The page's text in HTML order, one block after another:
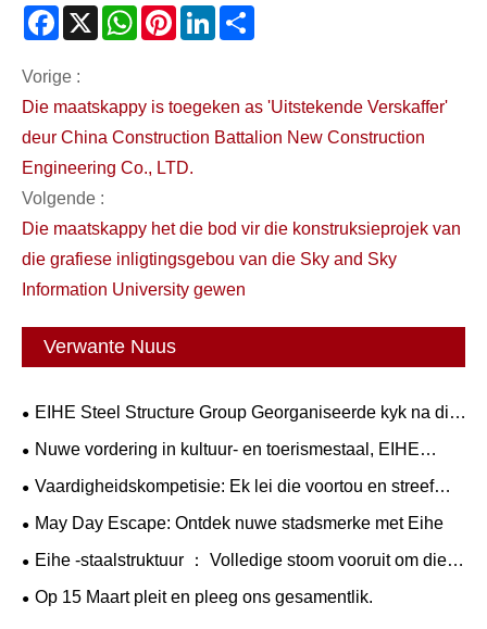
Facebook
X WhatsAppPinterestLinkedIn
Vorige :
Die maatskappy is toegeken as 'Uitstekende Verskaffer'
deur China Construction Battalion New Construction
Engineering Co., LTD.
Volgende :
Die maatskappy het die bod vir die konstruksieprojek van
die grafiese inligtingsgebou van die Sky and Sky
Information University gewen
Verwante Nuus
EIHE Steel Structure Group Georganiseerde kyk na die
regstreekse uitsending van die 93ste Militêre Parade
Nuwe vordering in kultuur- en toerismestaal, EIHE
neem jou eerste verken—die meesterwerkpaleis met
mitiese tema.
Vaardigheidskompetisie: Ek lei die voortou en streef
daarna om vakmanne met moed te wees - en
staalstruktuur het die vierde vaardigheidskompetisie
May Day Escape: Ontdek nuwe stadsmerke met Eihe
Eihe -staalstruktuur ： Volledige stoom vooruit om die
produksie te verhoog, streef daarna om nuwe hoogtes te
bereik.
Op 15 Maart pleit en pleeg ons gesamentlik.